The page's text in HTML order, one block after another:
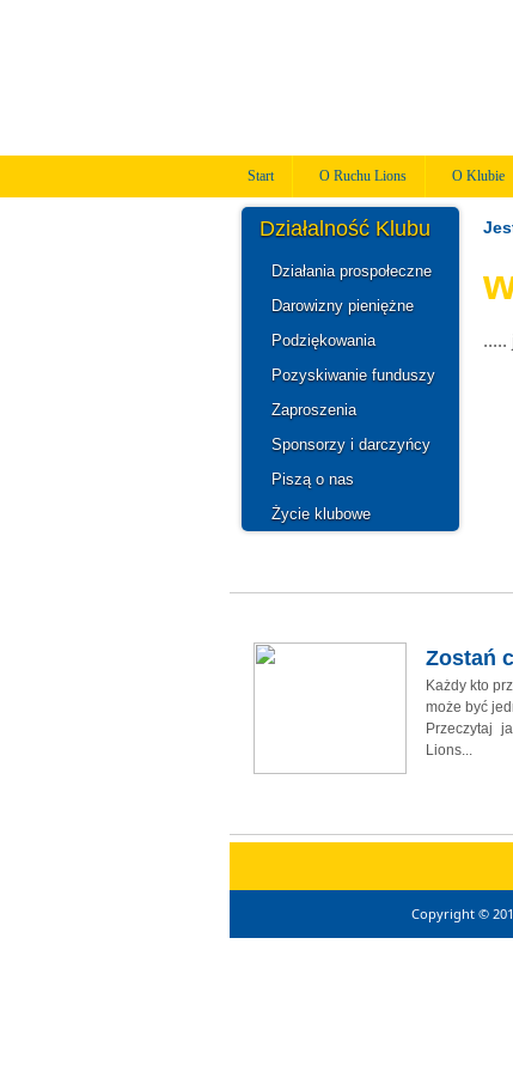
Start O Ruchu Lions O Klubie
.....
Działalność Klubu
Działania prospołeczne
Darowizny pieniężne
Podziękowania
Pozyskiwanie funduszy
Zaproszenia
Sponsorzy i darczyńcy
Piszą o nas
Życie klubowe
Zostań
Każdy kto
może być
Przeczytaj
Lions...
Copyright ©